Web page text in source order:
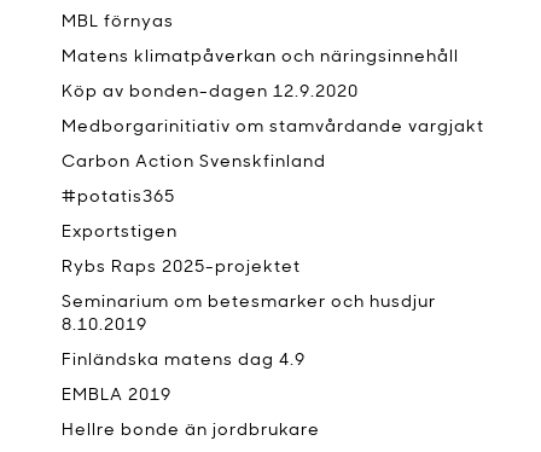
MBL förnyas
Matens klimatpåverkan och näringsinnehåll
Köp av bonden-dagen 12.9.2020
Medborgarinitiativ om stamvårdande vargjakt
Carbon Action Svenskfinland
#potatis365
Exportstigen
Rybs Raps 2025-projektet
Seminarium om betesmarker och husdjur
8.10.2019
Finländska matens dag 4.9
EMBLA 2019
Hellre bonde än jordbrukare